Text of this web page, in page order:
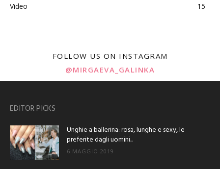
Video
15
FOLLOW US ON INSTAGRAM
@MIRGAEVA_GALINKA
EDITOR PICKS
Unghie a ballerina: rosa, lunghe e sexy, le
preferite dagli uomini...
6 MAGGIO 2019